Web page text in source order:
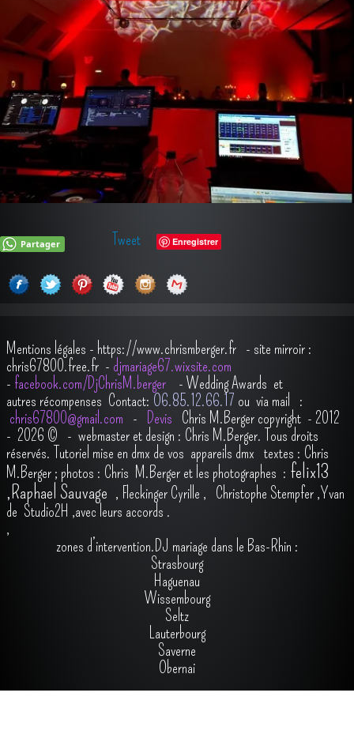
Partager Tweet Enregistrer
Mentions légales - https://www.chrismberger.fr - site mirroir :
chris67800.free.fr - djmariage67.wixsite.com
- facebook.com/DjChrisM.berger - Wedding Awards et
autres récompenses Contact: O6.85.12.66.17 ou via mail :
chris67800@gmail.com - Devis Chris M.Berger copyright - 2012
- 2026 © - webmaster et design : Chris M.Berger. Tous droits
réservés. Tutoriel mise en dmx de vos appareils dmx textes : Chris
M.Berger ; photos : Chris M.Berger et les photographes : felix13
,Raphael Sauvage , Fleckinger Cyrille , Christophe Stempfer ,Yvan
de Studio2H ,avec leurs accords .
,
zones d’intervention.DJ mariage dans le Bas-Rhin :
Strasbourg
Haguenau
Wissembourg
Seltz
Lauterbourg
Saverne
Obernai